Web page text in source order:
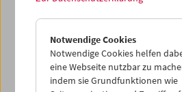
Mo 12.10.
Di 13.10.
Mi 14.10.
Notwendige Cookies
Notwendige Cookies helfen
eine Webseite nutzbar zu
indem sie Grundfunktionen wie